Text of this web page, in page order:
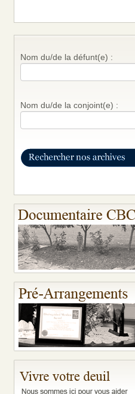
Nom du/de la défunt(e) :
Nom du/de la conjoint(e) :